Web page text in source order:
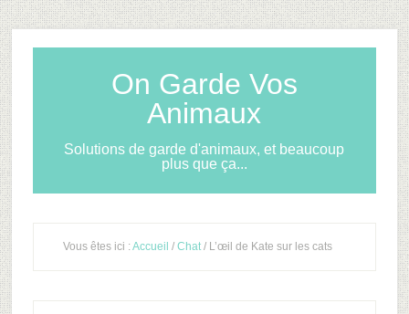
On Garde Vos
Animaux
Solutions de garde d'animaux, et beaucoup
plus que ça...
Vous êtes ici : Accueil / Chat/ L’œil de Kate sur les cats